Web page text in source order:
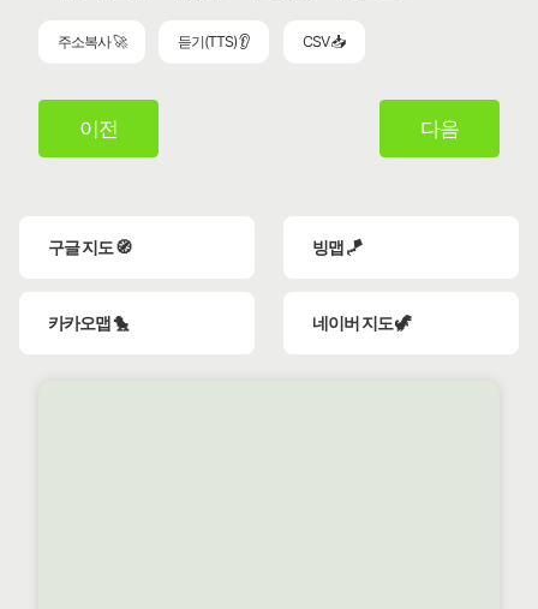
주소복사 🚀 듣기(TTS) 👂 CSV 📥
이전 다음
구글 지도 🧭 빙맵 🪁
카카오맵 🐤 네이버 지도 🦖